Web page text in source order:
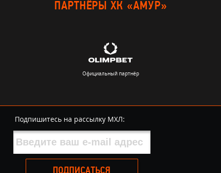
ПАРТНЁРЫ ХК «АМУР»
Официальный партнёр
Подпишитесь на рассылку МХЛ:
ПОДПИСАТЬСЯ